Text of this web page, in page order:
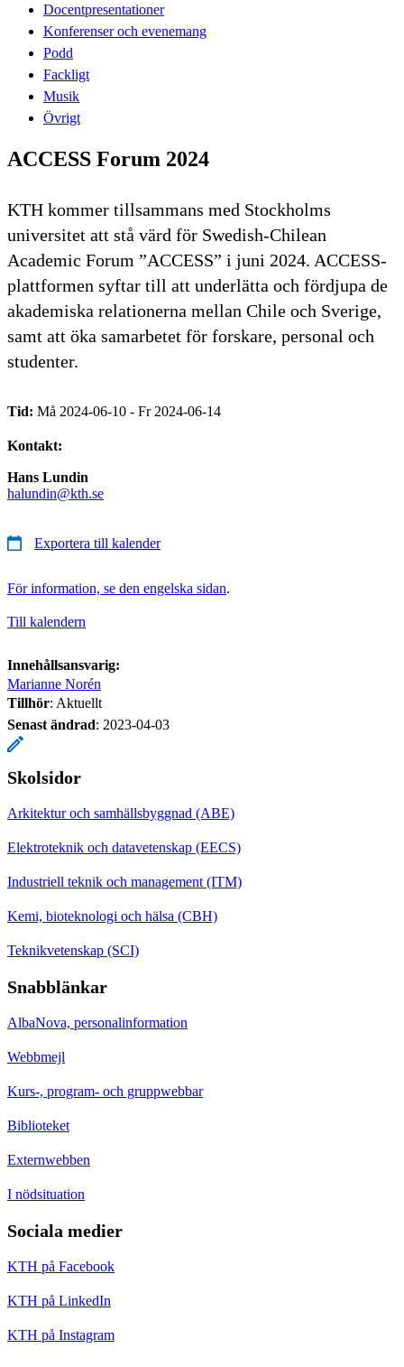
Docentpresentationer
Konferenser och evenemang
Podd
Fackligt
Musik
Övrigt
ACCESS Forum 2024
KTH kommer tillsammans med Stockholms
universitet att stå värd för Swedish-Chilean
Academic Forum ”ACCESS” i juni 2024. ACCESS-
plattformen syftar till att underlätta och fördjupa de
akademiska relationerna mellan Chile och Sverige,
samt att öka samarbetet för forskare, personal och
studenter.
Tid: Må 2024-06-10 - Fr 2024-06-14
Kontakt:
Hans Lundin
halundin@kth.se
Exportera till kalender
För information, se den engelska sidan.
Till kalendern
Innehållsansvarig:
Marianne Norén
Tillhör: Aktuellt
Senast ändrad: 2023-04-03
Skolsidor
Arkitektur och samhällsbyggnad (ABE)
Elektroteknik och datavetenskap (EECS)
Industriell teknik och management (ITM)
Kemi, bioteknologi och hälsa (CBH)
Teknikvetenskap (SCI)
Snabblänkar
AlbaNova, personalinformation
Webbmejl
Kurs-, program- och gruppwebbar
Biblioteket
Externwebben
I nödsituation
Sociala medier
KTH på Facebook
KTH på LinkedIn
KTH på Instagram